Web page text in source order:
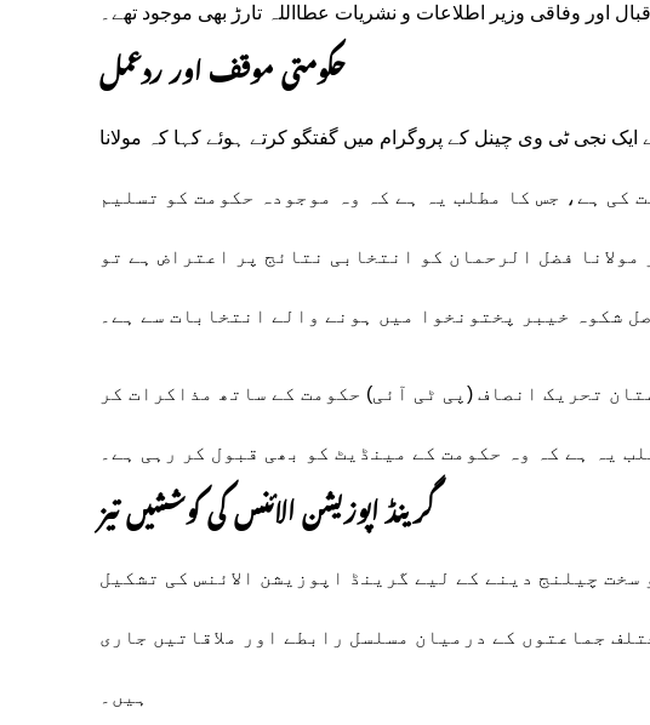
اور وفاقی وزیر اطلاعات و نشریات عطااللہ تارڑ بھی موجود تھے۔
حکومتی موقف اور ردعمل
ایک نجی ٹی وی چینل کے پروگرام میں گفتگو کرتے ہوئے کہا کہ مولانا
کی حمایت کی ہے، جس کا مطلب یہ ہے کہ وہ موجودہ حکومت کو تسلیم
فضل الرحمان کو انتخابی نتائج پر اعتراض ہے تو
شکوہ خیبر پختونخوا میں ہونے والے انتخابات سے ہے۔
تحریک انصاف (پی ٹی آئی) حکومت کے ساتھ مذاکرات کر
یہ ہے کہ وہ حکومت کے مینڈیٹ کو بھی قبول کر رہی ہے۔
گرینڈ اپوزیشن الائنس کی کوششیں تیز
چیلنج دینے کے لیے گرینڈ اپوزیشن الائنس کی تشکیل
جماعتوں کے درمیان مسلسل رابطے اور ملاقاتیں جاری
ہیں۔